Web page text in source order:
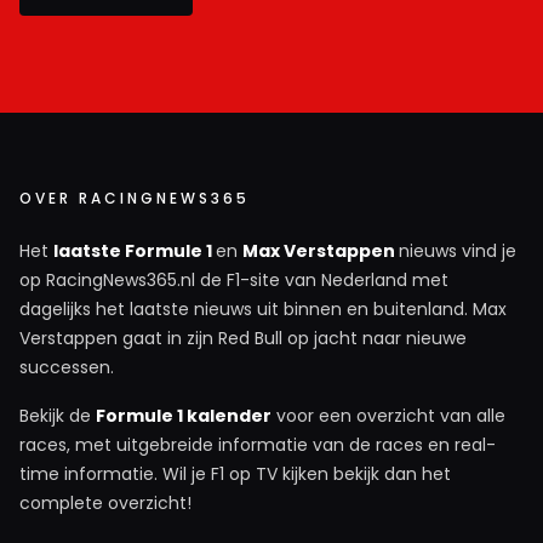
Nu is het heel normaal. En om het bij de F1 te houden, de
er voor de veiligheid van de coureur. En nu weten we dat
de Halo al meerdere levens heeft gered.
14 oktober 2025 11:54
Alsof het alleen maar om je zelf gaat ...? Het is ook
gewoon een veiligheidsmaatregel, dus keuze tussen
OVER RACINGNEWS365
Het laatste Formule 1en Max Verstappen nieuws vind je
op RacingNews365.nl de F1-site van Nederland met
dagelijks het laatste nieuws uit binnen en buitenland. Max
Verstappen gaat in zijn Red Bull op jacht naar nieuwe
successen.
Bekijk de Formule 1 kalender voor een overzicht van alle
races, met uitgebreide informatie van de races en real-
time informatie. Wil je F1 op TV kijken bekijk dan het
complete overzicht!